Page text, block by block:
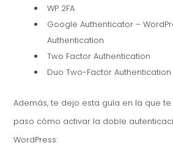
WP 2FA
Google Authenticator –
Authentication
Two Factor Authentication
Duo Two-Factor Authentication
Además, te dejo esta guía en la que
paso cómo activar la doble
WordPress: